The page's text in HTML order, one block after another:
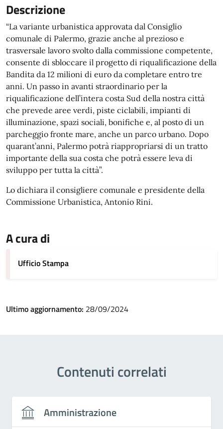
Descrizione
“La variante urbanistica approvata dal Consiglio
comunale di Palermo, grazie anche al prezioso e
trasversale lavoro svolto dalla commissione competente,
consente di sbloccare il progetto di riqualificazione della
Bandita da 12 milioni di euro da completare entro tre
anni. Un passo in avanti straordinario per la
riqualificazione dell’intera costa Sud della nostra città
che prevede aree verdi, piste ciclabili, impianti di
illuminazione, spazi sociali, bonifiche e, al posto di un
parcheggio fronte mare, anche un parco urbano. Dopo
quarant’anni, Palermo potrà riappropriarsi di un tratto
importante della sua costa che potrà essere leva di
sviluppo per tutta la città”.
Lo dichiara il consigliere comunale e presidente della
Commissione Urbanistica, Antonio Rini.
A cura di
Ufficio Stampa
Ultimo aggiornamento: 28/09/2024
Contenuti correlati
Amministrazione